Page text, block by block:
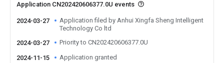
Application CN202420606377.0U events
2024-03-27
Application filed by Anhui Xingfa Sheng Intelligent
Technology Co ltd
2024-03-27
Priority to CN202420606377.0U
2024-11-15 Application granted